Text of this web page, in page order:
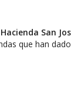
San
que han